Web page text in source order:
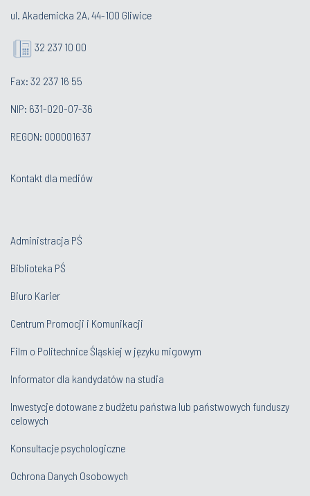
ul. Akademicka 2A, 44-100 Gliwice
32 237 10 00
Fax: 32 237 16 55
NIP: 631-020-07-36
REGON: 000001637
Kontakt dla mediów
Administracja PŚ
Biblioteka PŚ
Biuro Karier
Centrum Promocji i Komunikacji
Film o Politechnice Śląskiej w języku migowym
Informator dla kandydatów na studia
Inwestycje dotowane z budżetu państwa lub państwowych funduszy
celowych
Konsultacje psychologiczne
Ochrona Danych Osobowych